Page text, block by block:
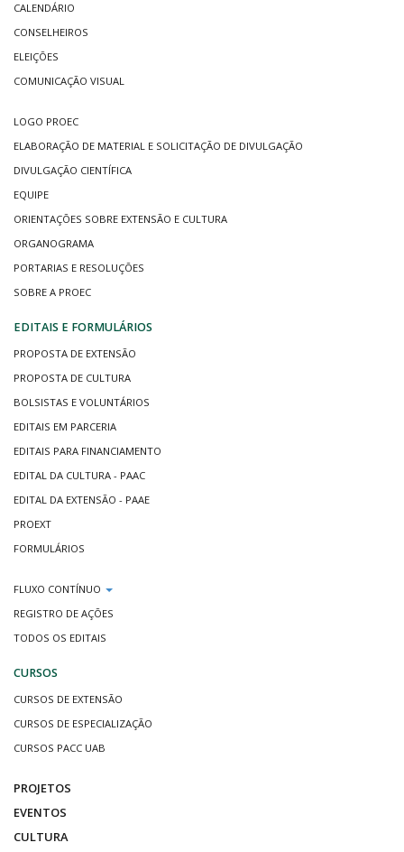
CALENDÁRIO
CONSELHEIROS
ELEIÇÕES
COMUNICAÇÃO VISUAL
LOGO PROEC
ELABORAÇÃO DE MATERIAL E SOLICITAÇÃO DE DIVULGAÇÃO
DIVULGAÇÃO CIENTÍFICA
EQUIPE
ORIENTAÇÕES SOBRE EXTENSÃO E CULTURA
ORGANOGRAMA
PORTARIAS E RESOLUÇÕES
SOBRE A PROEC
EDITAIS E FORMULÁRIOS
PROPOSTA DE EXTENSÃO
PROPOSTA DE CULTURA
BOLSISTAS E VOLUNTÁRIOS
EDITAIS EM PARCERIA
EDITAIS PARA FINANCIAMENTO
EDITAL DA CULTURA - PAAC
EDITAL DA EXTENSÃO - PAAE
PROEXT
FORMULÁRIOS
FLUXO CONTÍNUO
REGISTRO DE AÇÕES
TODOS OS EDITAIS
CURSOS
CURSOS DE EXTENSÃO
CURSOS DE ESPECIALIZAÇÃO
CURSOS PACC UAB
PROJETOS
EVENTOS
CULTURA